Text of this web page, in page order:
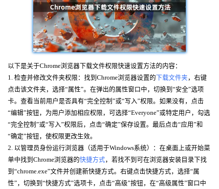
以下是关于Chrome浏览器下载文件权限快速设置方法的内容：
1. 检查并修改文件夹权限：找到Chrome浏览器设置的下载文件夹 ，右键
点击该文件夹，选择“属性”。在弹出的属性窗口中，切换到“安全”选项
卡。查看当前用户是否具有“完全控制”或“写入”权限。如果没有，点击
“编辑”按钮，为用户添加相应权限，可选择“Everyone”或特定用户，勾选
“完全控制”或“写入”权限后，点击“确定”保存设置。最后点击“应用”和
“确定”按钮，使权限更改生效。
2. 以管理员身份运行浏览器（适用于Windows系统）：在桌面上或开始菜
单中找到Chrome浏览器的快捷方式，若找不到可在浏览器安装目录下找
到“chrome.exe”文件并创建新快捷方式。右键点击快捷方式，选择“属
性”，切换到“快捷方式”选项卡，点击“高级”按钮，在“高级属性”窗口中